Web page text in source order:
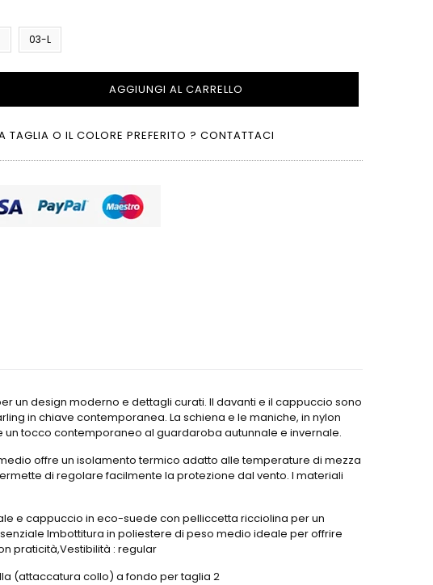
03-L
AGGIUNGI AL CARRELLO
TAGLIA O IL COLORE PREFERITO ? CONTATTACI
un design moderno e dettagli curati. Il davanti e il cappuccio sono
in chiave contemporanea. La schiena e le maniche, in nylon
tocco contemporaneo al guardaroba autunnale e invernale.
offre un isolamento termico adatto alle temperature di mezza
di regolare facilmente la protezione dal vento. I materiali
e cappuccio in eco-suede con pelliccetta ricciolina per un
Imbottitura in poliestere di peso medio ideale per offrire
praticità,Vestibilità : regular
(attaccatura collo) a fondo per taglia 2